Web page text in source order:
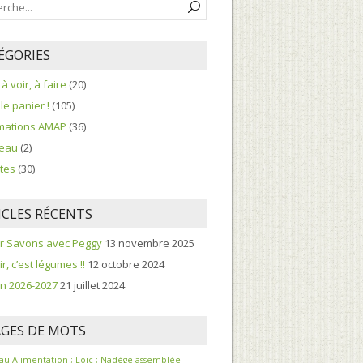
à voir, à faire (20)
panier ! (105)
AMAP (36)
(2)
(30)
RÉCENTS
Savons avec Peggy 13 novembre 2025
c’est légumes !! 12 octobre 2024
2026-202721 juillet 2024
DE MOTS
Alimentation ; Loïc ; Nadège assemblée